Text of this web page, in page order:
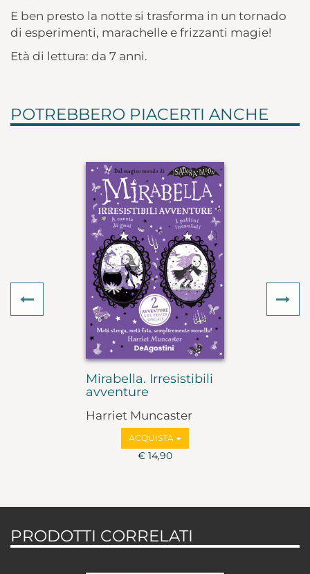
E ben presto la notte si trasforma in un tornado
di esperimenti, marachelle e frizzanti magie!
Età di lettura: da 7 anni.
POTREBBERO PIACERTI ANCHE
Mirabella. Irresistibili
avventure
Harriet Muncaster
ACQUISTA
€ 14,90
Previous
PRODOTTI CORRELATI